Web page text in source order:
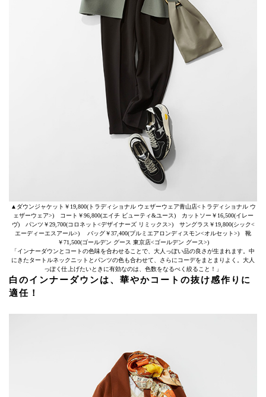
▲ダウンジャケット￥19,800(トラディショナル ウェザーウェア青山店<トラディショナル ウ
ェザーウェア>) コート￥96,800(エイチ ビューティ&ユース) カットソー￥16,500(イレー
ヴ) パンツ￥29,700(コロネット<デザイナーズ リミックス>) サングラス￥19,800(シック<
エーディーエスアール>) バッグ￥37,400(プルミエアロンディスモン<オルセット>) 靴
￥71,500(ゴールデン グース 東京店<ゴールデン グース>)
「インナーダウンとコートの色味を合わせることで、大人っぽい品の良さが生まれます。中
にきたタートルネックニットとパンツの色も合わせて、さらにコーデをまとまりよく。大人
っぽく仕上げたいときに有効なのは、色数をなるべく絞ること！」
白のインナーダウンは、華やかコートの抜け感作りに
適任！